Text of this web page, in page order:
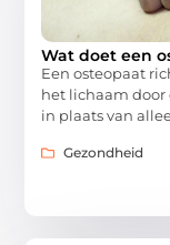
Wat doet een
Een osteopaat
het lichaam door
in plaats van
Gezondheid